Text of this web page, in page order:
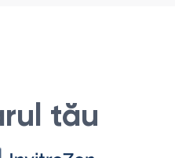
în timpul procedurii.
tău